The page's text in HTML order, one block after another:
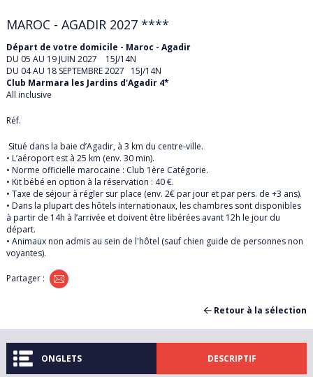
CRETE
DANEMARK
ESPAGNE
ÉTATS-UNIS
FRANCE
ILES GRENADINES
AGENCE DE NOYELLES-GODAULT
MAROC - AGADIR 2027 ****
Départ de votre domicile - Maroc - Agadir
DU 05 AU 19 JUIN 2027 15J/14N
DU 04 AU 18 SEPTEMBRE 2027 15J/14N
Club Marmara les Jardins d'Agadir 4*
All inclusive
Réf.
Situé dans la baie d’Agadir, à 3 km du centre-ville.
• L’aéroport est à 25 km (env. 30 min).
• Norme officielle marocaine : Club 1ère Catégorie.
• Kit bébé en option à la réservation : 40 €.
• Taxe de séjour à régler sur place (env. 2€ par jour et par pers. de +3 ans).
• Dans la plupart des hôtels internationaux, les chambres sont disponibles
à partir de 14h à l’arrivée et doivent être libérées avant 12h le jour du
départ.
• Animaux non admis au sein de l'hôtel (sauf chien guide de personnes non
voyantes).
Partager :
Retour à la sélection
À *
ONGLETS DESCRIPTIF